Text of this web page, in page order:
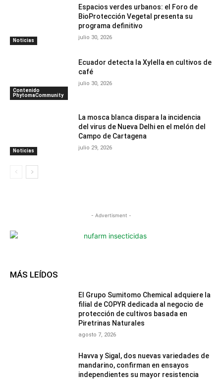
Noticias
Espacios verdes urbanos: el Foro de
BioProtección Vegetal presenta su
programa definitivo
julio 30, 2026
Contenido
PhytomaCommunity
Ecuador detecta la Xylella en cultivos de
café
julio 30, 2026
Noticias
La mosca blanca dispara la incidencia
del virus de Nueva Delhi en el melón del
Campo de Cartagena
julio 29, 2026
- Advertisment -
MÁS LEÍDOS
El Grupo Sumitomo Chemical adquiere la
filial de COPYR dedicada al negocio de
protección de cultivos basada en
Piretrinas Naturales
agosto 7, 2026
Havva y Sigal, dos nuevas variedades de
mandarino, confirman en ensayos
independientes su mayor resistencia